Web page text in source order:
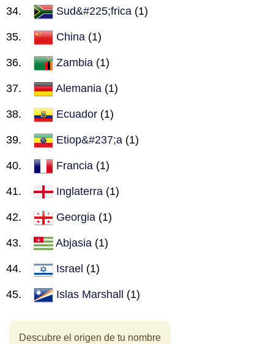
Sud&#225;frica (1)
China (1)
Zambia (1)
Alemania (1)
Ecuador (1)
Etiop&#237;a (1)
Francia (1)
Inglaterra (1)
Georgia (1)
Abjasia (1)
Israel (1)
Islas Marshall (1)
Descubre el origen de tu nombre